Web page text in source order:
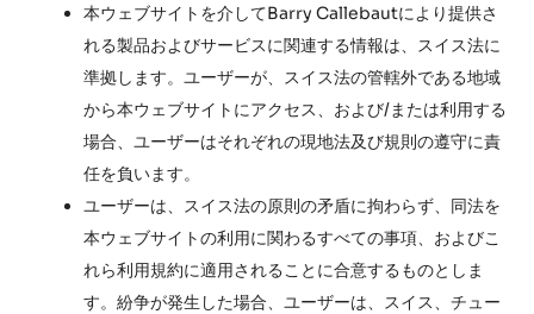
本ウェブサイトを介してBarry Callebautにより提供さ
れる製品およびサービスに関連する情報は、スイス法に
準拠します。ユーザーが、スイス法の管轄外である地域
から本ウェブサイトにアクセス、および/または利用する
場合、ユーザーはそれぞれの現地法及び規則の遵守に責
任を負います。
ユーザーは、スイス法の原則の矛盾に拘わらず、同法を
本ウェブサイトの利用に関わるすべての事項、およびこ
れら利用規約に適用されることに合意するものとしま
す。紛争が発生した場合、ユーザーは、スイス、チュー